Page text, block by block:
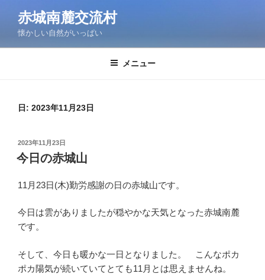
ン
赤城南麓交流村
懐かしい自然がいっぱい
メニュー
日: 2023年11月23日
投
稿
日:
2023年11月23日
今日の赤城山
11月23日(木)勤労感謝の日の赤城山です。
今日は雲がありましたが穏やかな天気となった赤城南麓
です。
そして、今日も暖かな一日となりました。 こんなポカ
ポカ陽気が続いていてとても11月とは思えませんね。